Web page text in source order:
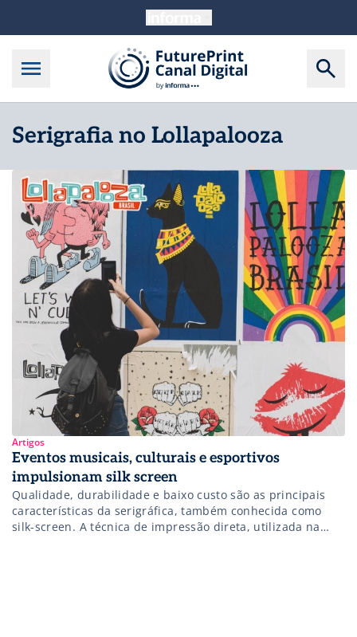
Serigrafia no Lollapalooza
Artigos
Eventos musicais, culturais e esportivos
impulsionam silk screen
Qualidade, durabilidade e baixo custo são as principais
características da serigráfica, também conhecida como
silk-screen. A técnica de impressão direta, utilizada na